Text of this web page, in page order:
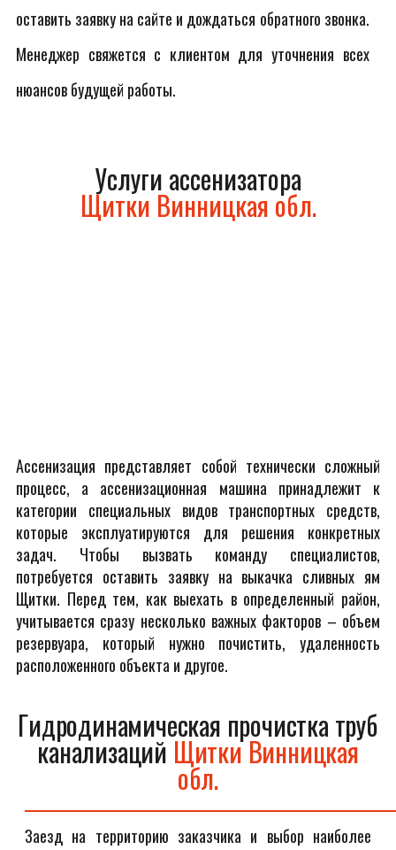
оставить заявку на сайте и дождаться обратного звонка.
Менеджер свяжется с клиентом для уточнения всех
нюансов будущей работы.
Услуги ассенизатора
Щитки Винницкая обл.
Ассенизация представляет собой технически сложный
процесс, а ассенизационная машина принадлежит к
категории специальных видов транспортных средств,
которые эксплуатируются для решения конкретных
задач. Чтобы вызвать команду специалистов,
потребуется оставить заявку на выкачка сливных ям
Щитки. Перед тем, как выехать в определенный район,
учитывается сразу несколько важных факторов – объем
резервуара, который нужно почистить, удаленность
расположенного объекта и другое.
Гидродинамическая прочистка труб
канализаций Щитки Винницкая
обл.
Заезд на территорию заказчика и выбор наиболее